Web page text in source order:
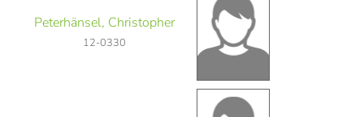
Peterhänsel, Christopher
12-0330